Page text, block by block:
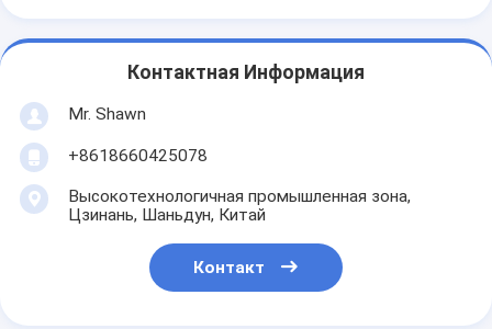
Контактная Информация
Mr. Shawn
+8618660425078
Высокотехнологичная промышленная зона,
Цзинань, Шаньдун, Китай
Контакт